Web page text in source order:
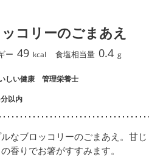
コリーのごまあえ
ー 49 kcal 食塩相当量 0.4 g
しい健康 管理栄養士
以内
なブロッコリーのごまあえ。甘
香りでお箸がすすみます。